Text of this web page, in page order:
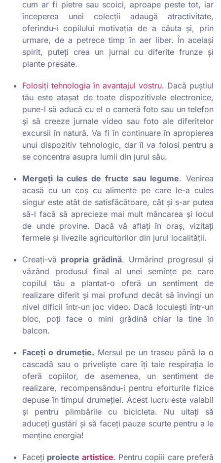
cum ar fi pietre sau scoici, aproape peste tot, iar
începerea unei colecții adaugă atractivitate,
oferindu-i copilului motivația de a căuta și, prin
urmare, de a petrece timp în aer liber. În același
spirit, puteți crea un jurnal cu diferite frunze și
plante presate.
Folosiți tehnologia în avantajul vostru. Dacă puștiul
tău este atașat de toate dispozitivele electronice,
pune-l să aducă cu el o cameră foto sau un telefon
și să creeze jurnale video sau foto ale diferitelor
excursii în natură. Va fi în continuare în apropierea
unui dispozitiv tehnologic, dar îl va folosi pentru a
se concentra asupra lumii din jurul său.
Mergeți la cules de fructe sau legume. Venirea
acasă cu un coș cu alimente pe care le-a cules
singur este atât de satisfăcătoare, cât și s-ar putea
să-l facă să aprecieze mai mult mâncarea și locul
de unde provine. Dacă vă aflați în oraș, vizitați
fermele și livezile agricultorilor din jurul localității.
Creați-vă propria grădină. Urmărind progresul și
văzând produsul final al unei semințe pe care
copilul tău a plantat-o oferă un sentiment de
realizare diferit și mai profund decât să învingi un
nivel dificil într-un joc video. Dacă locuiești într-un
bloc, poți face o mini grădină chiar la tine în
balcon.
Faceți o drumeție. Mersul pe un traseu până la o
cascadă sau o priveliște care îți taie respirația le
oferă copiilor, de asemenea, un sentiment de
realizare, recompensându-i pentru eforturile fizice
depuse în timpul drumeției. Acest lucru este valabil
și pentru plimbările cu bicicleta. Nu uitați să
aduceți gustări și să faceți pauze scurte pentru a le
menține energia!
Faceți proiecte artistice. Pentru copiii care preferă